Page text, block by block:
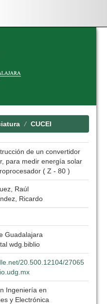
CUCEI
de un convertidor
para medir energía solar
( Z - 80 )
Raúl
Ricardo
Guadalajara
wdg.biblio
20.500.12104/27065
Ingeniería en
y Electrónica